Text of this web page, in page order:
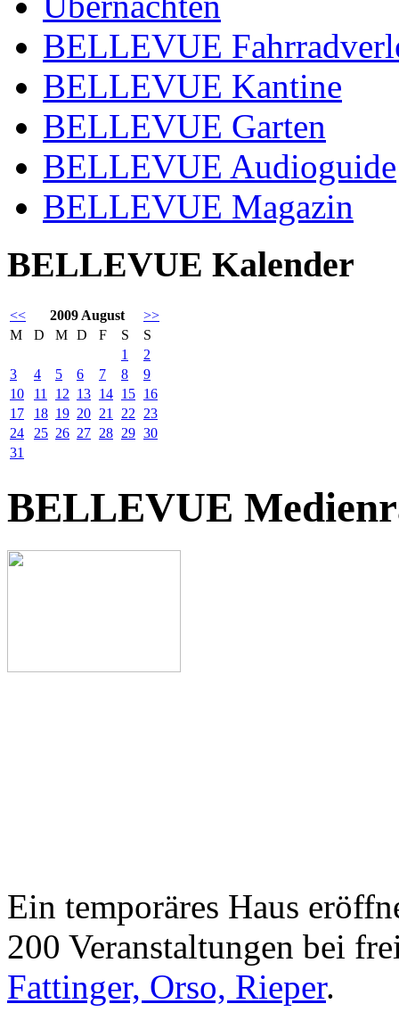
BELLEVUE
BELLEVUE Kantine
BELLEVUE Garten
BELLEVUE Audioguide
BELLEVUE Magazin
BELLEVUE Kalender
<< 2009 August
>>
M
D M D F S
S
1
2
3
4 5 6 7 8
9
10
11 12 13 14 15 16
17
18 19 20 21 22 23
24
25 26 27 28 29 30
31
BELLEVUE
Ein temporäres Haus
200 Veranstaltungen bei
Fattinger, Orso, Rieper.